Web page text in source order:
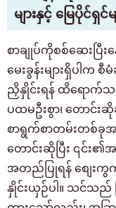
များနှင့် မြေပိုင်ရှ
စာချုပ်ကိုစစ်ဆေးပြီ
မေးခွန်းများရှိပါ
ညှိနှိုင်းရန် ထိရောက်
ပထမဦးစွာ၊ တောင်
စာရွက်စာတမ်းတစ်ခုအ
တောင်းဆိုပြီး ၎င်း
အတည်ပြုရန် စျေးကွက်
နှိုင်းယှဉ်ပါ။ သင်သည်